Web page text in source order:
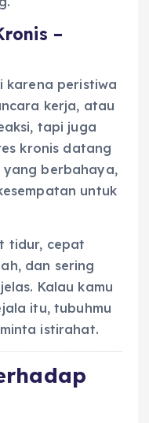
–
karena peristiwa
kerja, atau
tapi juga
kronis datang
berbahaya,
untuk
tidur, cepat
dan sering
Kalau kamu
itu, tubuhmu
istirahat.